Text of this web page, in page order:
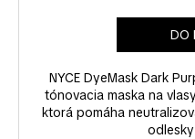
DO
NYCE DyeMask Dark
tónovacia maska na
ktorá pomáha